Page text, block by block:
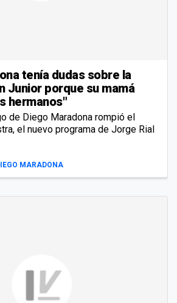
tenía dudas sobre la
Junior porque su mamá
hermanos"
de Diego Maradona rompió el
el nuevo programa de Jorge Rial
MARADONA